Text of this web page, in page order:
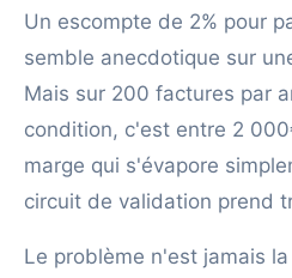
Un escompte de 2% pour
semble anecdotique sur
Mais sur 200 factures par
condition, c'est entre 2
marge qui s'évapore
circuit de validation prend
Le problème n'est jamais